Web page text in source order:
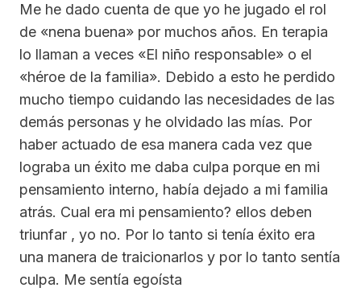
Me he dado cuenta de que yo he jugado el rol
de «nena buena» por muchos años. En terapia
lo llaman a veces «El niño responsable» o el
«héroe de la familia». Debido a esto he perdido
mucho tiempo cuidando las necesidades de las
demás personas y he olvidado las mías. Por
haber actuado de esa manera cada vez que
lograba un éxito me daba culpa porque en mi
pensamiento interno, había dejado a mi familia
atrás. Cual era mi pensamiento? ellos deben
triunfar , yo no. Por lo tanto si tenía éxito era
una manera de traicionarlos y por lo tanto sentía
culpa. Me sentía egoísta